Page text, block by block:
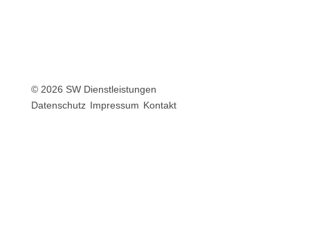
© 2026 SW Dienstleistungen
Datenschutz Impressum Kontakt